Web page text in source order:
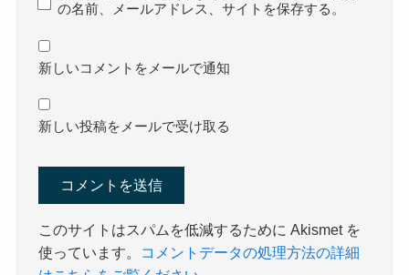
の名前、メールアドレス、サイトを保存する。
新しいコメントをメールで通知
新しい投稿をメールで受け取る
このサイトはスパムを低減するために Akismet を
使っています。
コメントデータの処理方法の詳細